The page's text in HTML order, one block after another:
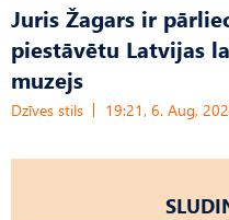
Juris Žagars ir
piestāvētu Latvijas
muzejs
Dzīves stils 19:21, 6. Aug,